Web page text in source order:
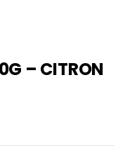
– CITRON